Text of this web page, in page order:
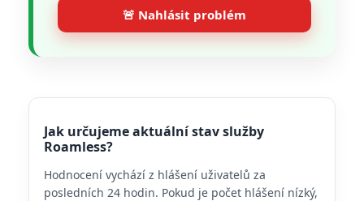
🚨 Nahlásit problém
Jak určujeme aktuální stav služby
Roamless?
Hodnocení vychází z hlášení uživatelů za
posledních 24 hodin. Pokud je počet hlášení nízký,